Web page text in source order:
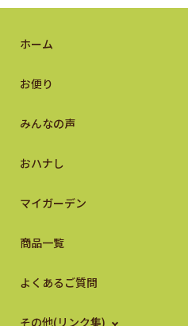
ホーム
お便り
みんなの声
おハナし
マイガーデン
商品一覧
よくあるご質問
その他(リンク集)